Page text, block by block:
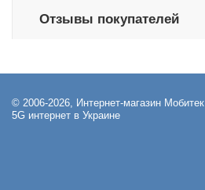
Отзывы покупателей
© 2006-2026, Интернет-магазин Мобитек
5G интернет в Украине